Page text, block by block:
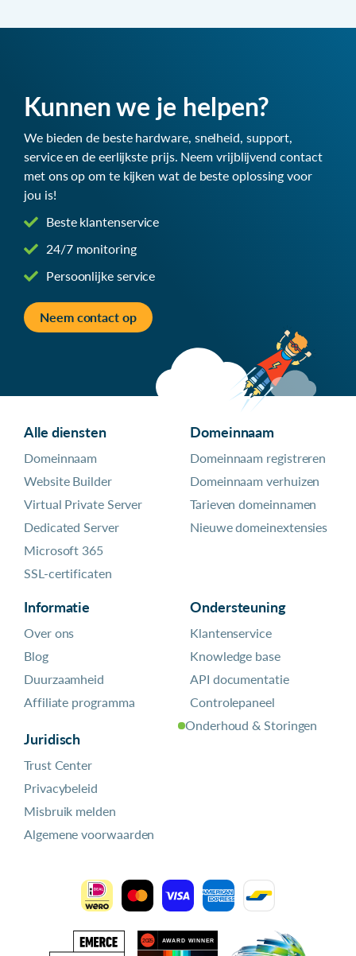
Kunnen we je helpen?
We bieden de beste hardware, snelheid, support,
service en de eerlijkste prijs. Neem vrijblijvend contact
met ons op om te kijken wat de beste oplossing voor
jou is!
Beste klantenservice
24/7 monitoring
Persoonlijke service
Neem contact op
Alle diensten
Domeinnaam
Website Builder
Virtual Private Server
Dedicated Server
Microsoft 365
SSL-certificaten
Domeinnaam
Domeinnaam registreren
Domeinnaam verhuizen
Tarieven domeinnamen
Nieuwe domeinextensies
Informatie
Over ons
Blog
Duurzaamheid
Affiliate programma
Juridisch
Trust Center
Privacybeleid
Misbruik melden
Algemene voorwaarden
Ondersteuning
Klantenservice
Knowledge base
API documentatie
Controlepaneel
Onderhoud & Storingen